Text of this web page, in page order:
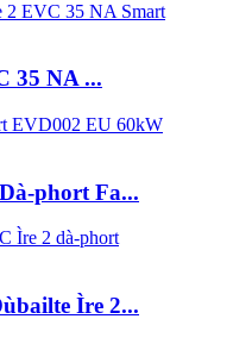
35 NA ...
phort Fa...
Ìre 2...